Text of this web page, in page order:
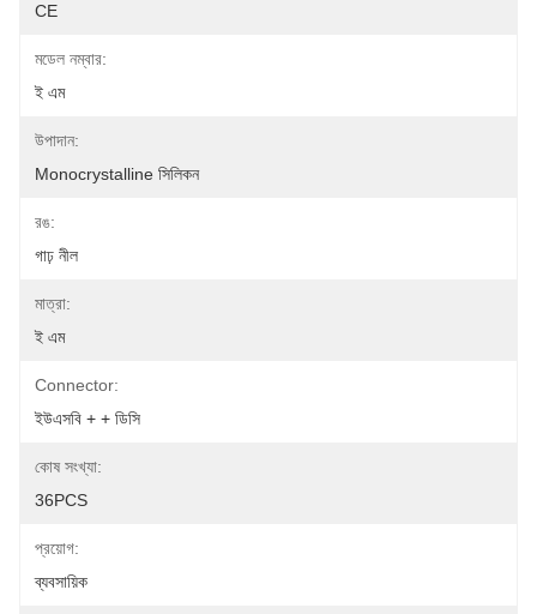
CE
মডেল নম্বার:
ই এম
উপাদান:
Monocrystalline সিলিকন
রঙ:
গাঢ় নীল
মাত্রা:
ই এম
Connector:
ইউএসবি + + ডিসি
কোষ সংখ্যা:
36PCS
প্রয়োগ:
ব্যবসায়িক